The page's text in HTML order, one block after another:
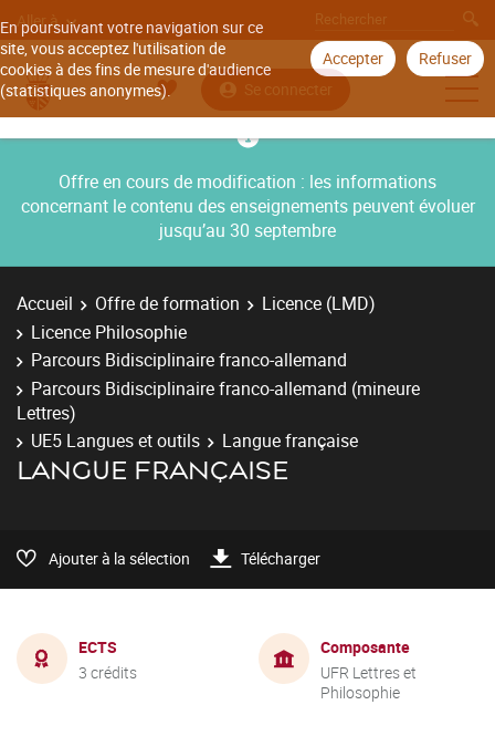
En poursuivant votre navigation sur ce
site, vous acceptez l'utilisation de
cookies à des fins de mesure d'audience
(statistiques anonymes).
Accepter Refuser
Aller à
Se connecter
Offre en cours de modification : les informations
concernant le contenu des enseignements peuvent évoluer
jusqu’au 30 septembre
Accueil Offre de formation
Licence (LMD)
Licence Philosophie
Parcours Bidisciplinaire franco-allemand
Parcours Bidisciplinaire franco-allemand (mineure
Lettres)
UE5 Langues et outils
Langue française
LANGUE FRANÇAISE
Ajouter à la sélection Télécharger
ECTS
3 crédits
Composante
UFR Lettres et
Philosophie